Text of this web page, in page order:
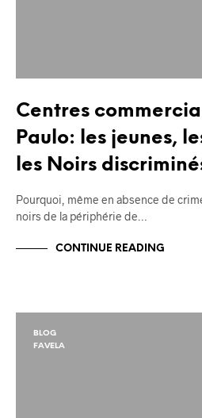
Centres
Paulo: les jeunes,
les Noirs
Pourquoi, même en absence de
noirs de la périphérie de…
CONTINUE READING
BLOG
FAVELA